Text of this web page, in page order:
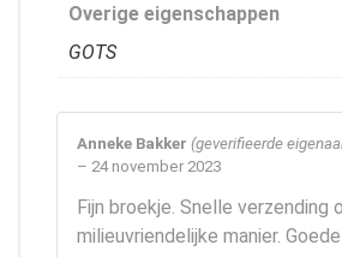
Overige eigenschappen
GOTS
Anneke Bakker (geverifieerde
– 24 november 2023
Fijn broekje. Snelle verzending
milieuvriendelijke manier.